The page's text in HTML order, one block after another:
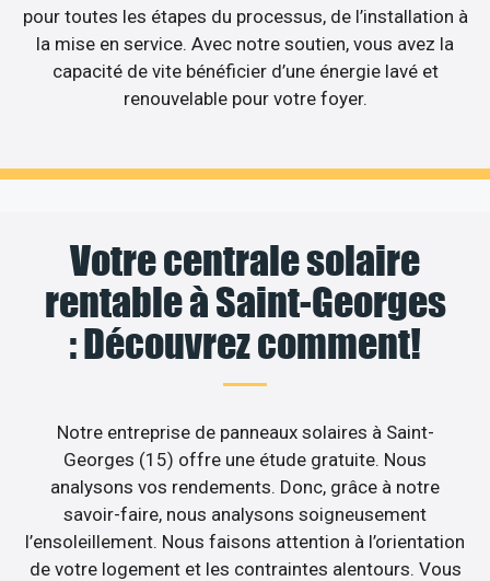
pour toutes les étapes du processus, de l’installation à
la mise en service. Avec notre soutien, vous avez la
capacité de vite bénéficier d’une énergie lavé et
renouvelable pour votre foyer.
Votre centrale solaire
rentable à Saint-Georges
: Découvrez comment!
Notre entreprise de panneaux solaires à Saint-
Georges (15) offre une étude gratuite. Nous
analysons vos rendements. Donc, grâce à notre
savoir-faire, nous analysons soigneusement
l’ensoleillement. Nous faisons attention à l’orientation
de votre logement et les contraintes alentours. Vous